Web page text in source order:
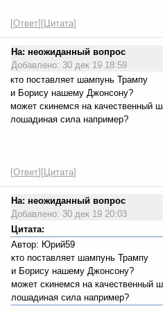
[Ответ][Цитата]
На: неожиданный вопрос
Добавлено: 30 дек 19 18:59
кто поставляет шампунь Трампу
и Борису нашему Джонсону?
может скинемся на качественный
лошадиная сила например?
[Ответ][Цитата]
На: неожиданный вопрос
Добавлено: 30 дек 19 20:03
Цитата:
Автор: Юрий59
кто поставляет шампунь Трампу
и Борису нашему Джонсону?
может скинемся на качественный
лошадиная сила например?